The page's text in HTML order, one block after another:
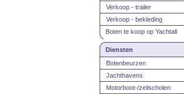
Verkoop - trailer
Verkoop - bekleding
Boten te koop op Yachtall
Diensten
Botenbeurzen
Jachthavens
Motorboot-/zeilscholen